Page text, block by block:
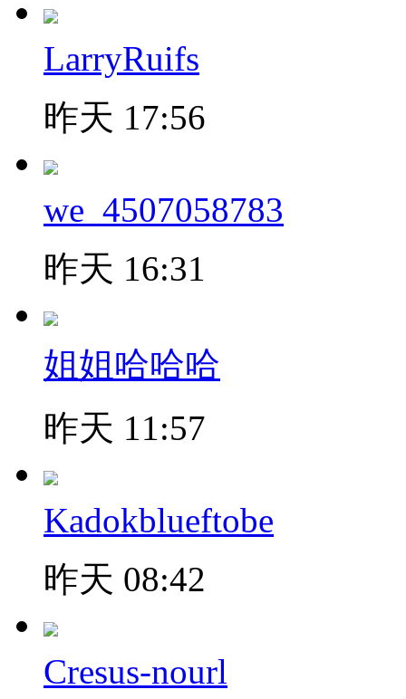
LarryRuifs
昨天 17:56
we_4507058783
昨天 16:31
姐姐哈哈哈
昨天 11:57
Kadokblueftobe
昨天 08:42
Cresus-nourl